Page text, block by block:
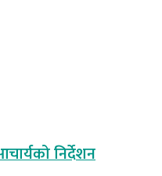
निर्देशन